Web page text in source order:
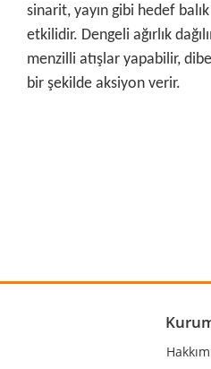
sinarit, yayın gibi hedef
etkilidir. Dengeli ağırlık
menzilli atışlar yapabilir,
bir şekilde aksiyon verir.
Ürün açıklamasında eksik
Ürün bilgilerinde hatalar